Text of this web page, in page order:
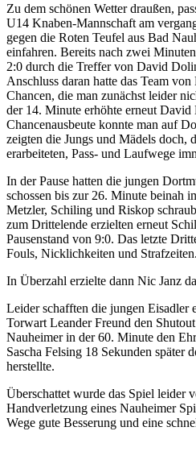
Zu dem schönen Wetter draußen,
U14 Knaben-Mannschaft am
gegen die Roten Teufel aus Bad
einfahren. Bereits nach zwei
2:0 durch die Treffer von David
Anschluss daran hatte das Team
Chancen, die man zunächst leider
der 14. Minute erhöhte erneut
Chancenausbeute konnte man auf
zeigten die Jungs und Mädels doch,
erarbeiteten, Pass- und Laufwege
In der Pause hatten die jungen
schossen bis zur 26. Minute beinah
Metzler, Schiling und Riskop
zum Drittelende erzielten erneut
Pausenstand von 9:0. Das letzte
Fouls, Nicklichkeiten und Strafzeiten.
In Überzahl erzielte dann Nic Janz
Leider schafften die jungen Eisadler
Torwart Leander Freund den
Nauheimer in der 60. Minute den
Sascha Felsing 18 Sekunden später
herstellte.
Überschattet wurde das Spiel leider
Handverletzung eines Nauheimer
Wege gute Besserung und eine